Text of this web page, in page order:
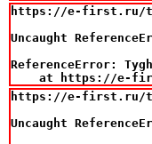
https://e-first.ru/
Uncaught
ReferenceError:
at https://e-
https://e-first.ru/
Uncaught